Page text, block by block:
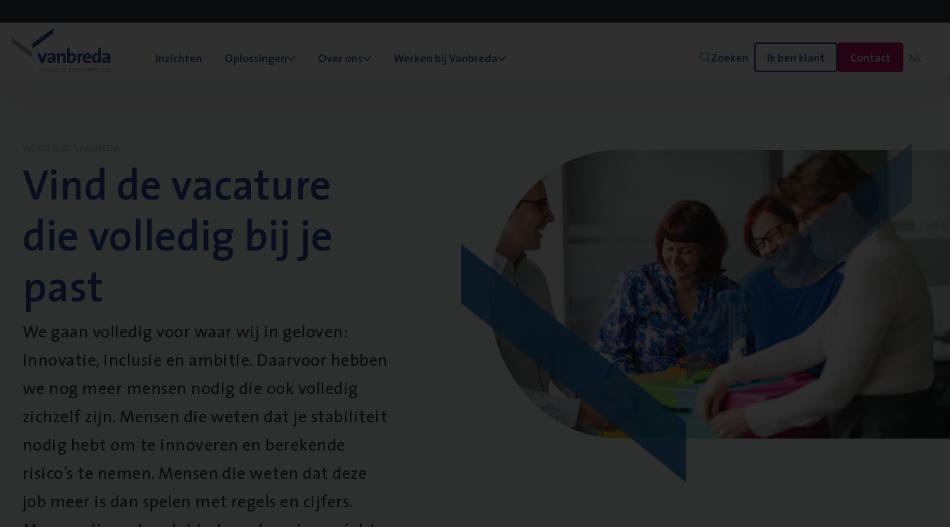
Inzichten Oplossingen Over ons Werken bij Vanbreda Zoeken Ik ben klant Contact NL
Vind de vacature
die volledig bij je
past
We gaan volledig voor waar wij in geloven:
innovatie, inclusie en ambitie. Daarvoor hebben
we nog meer mensen nodig die ook volledig
zichzelf zijn. Mensen die weten dat je stabiliteit
nodig hebt om te innoveren en berekende
risico’s te nemen. Mensen die weten dat deze
job meer is dan spelen met regels en cijfers.